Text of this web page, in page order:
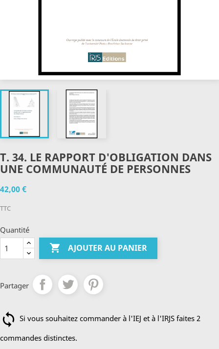
T. 34. LE RAPPORT D'OBLIGATION DANS
UNE COMMUNAUTÉ DE PERSONNES
42,00 €
TTC
Quantité
 AJOUTER AU PANIER
Partager
Si vous souhaitez commander à l'IEJ et à l'IRJS faites 2
commandes distinctes.